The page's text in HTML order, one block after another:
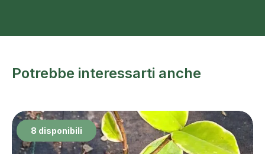
Potrebbe interessarti anche
8 disponibili